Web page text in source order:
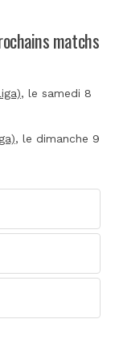
matchs
, le samedi 8
, le dimanche 9